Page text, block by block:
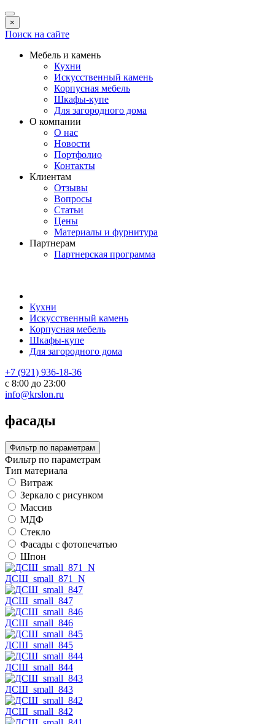
×
Поиск на сайте
Мебель и камень
Кухни
Искусственный камень
Корпусная мебель
Шкафы-купе
Для загородного дома
О компании
О нас
Новости
Портфолио
Контакты
Клиентам
Отзывы
Вопросы
Статьи
Цены
Материалы и фурнитура
Партнерам
Партнерская программа
Кухни
Искусственный камень
Корпусная мебель
Шкафы-купе
Для загородного дома
+7 (921) 936-18-36
с 8:00 до 23:00
info@krslon.ru
фасады
Фильтр по параметрам
Фильтр по параметрам
Тип материала
Витраж
Зеркало с рисунком
Массив
МДФ
Стекло
Фасады с фотопечатью
Шпон
ДСШ_small_871_N
ДСШ_small_847
ДСШ_small_846
ДСШ_small_845
ДСШ_small_844
ДСШ_small_843
ДСШ_small_842